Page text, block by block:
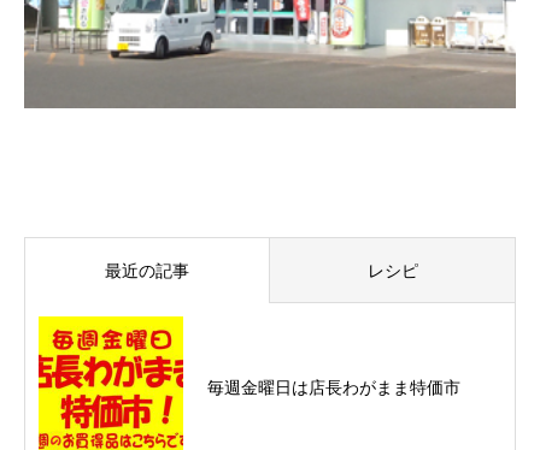
最近の記事 レシピ
毎週金曜日は店長わがまま特価市